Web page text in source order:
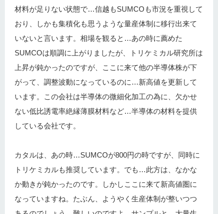
材料が足りない状態で…信越もSUMCOも市況を重視して
おり、しかも集積化も思うような量産体制に移行出来て
いないと言います。相場を観ると…あの時に薦めた
SUMCOは順調に上がりましたが、トリケミカル研究所は
上昇が鈍かったのですが、ここに来て他の半導体株が下
がって、調整波動になっているのに…新高値を更新して
います。この会社は半導体の微細化加工の為に、欠かせ
ない低比誘電率絶縁薄膜材料など…半導体の材料を提供
している会社です。
カタルは、あの時…SUMCOが800円の時ですが、同時に
トリケミカルも推奨しています。でも…此方は、なかな
か動きが鈍かったのです。しかしここに来て新高値圏に
なっていますね。たぶん、ようやく生産体制が整いつつ